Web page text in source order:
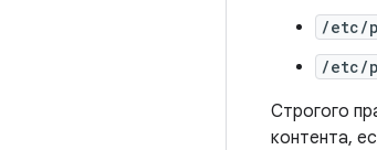
/etc/
/etc/
Строгого
контента,